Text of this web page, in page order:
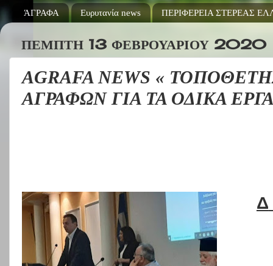
ΆΓΡΑΦΑ Ευρυτανία news ΠΕΡΙΦΕΡΕΙΑ ΣΤΕΡΕΑΣ
ΠΈΜΠΤΗ 13 ΦΕΒΡΟΥΑΡΊΟΥ 2020
AGRAFA NEWS «
ΑΓΡΑΦΩΝ ΓΙΑ ΤΑ ΟΔΙΚΑ
Δ